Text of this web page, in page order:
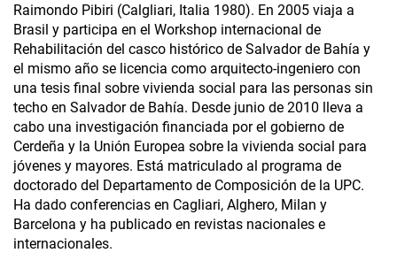
Raimondo Pibiri (Calgliari, Italia 1980). En 2005 viaja a
Brasil y participa en el Workshop internacional de
Rehabilitación del casco histórico de Salvador de Bahía y
el mismo año se licencia como arquitecto-ingeniero con
una tesis final sobre vivienda social para las personas sin
techo en Salvador de Bahía. Desde junio de 2010 lleva a
cabo una investigación financiada por el gobierno de
Cerdeña y la Unión Europea sobre la vivienda social para
jóvenes y mayores. Está matriculado al programa de
doctorado del Departamento de Composición de la UPC.
Ha dado conferencias en Cagliari, Alghero, Milan y
Barcelona y ha publicado en revistas nacionales e
internacionales.